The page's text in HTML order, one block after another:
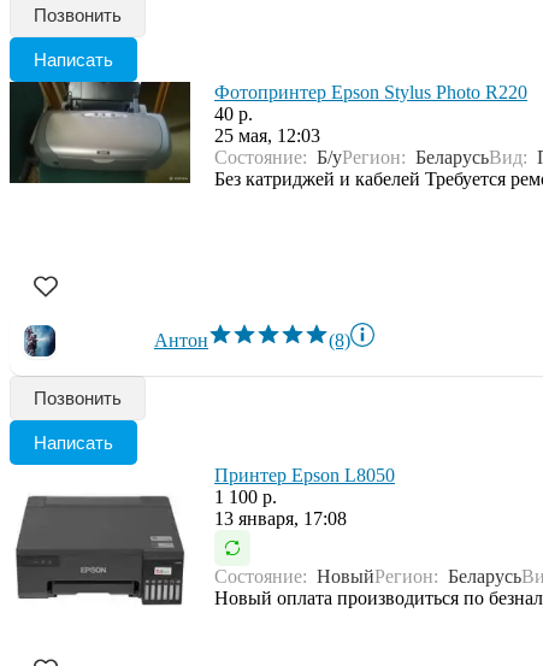
Позвонить
Написать
Фотопринтер Epson Stylus Photo R220
40 р.
25 мая, 12:03
Состояние: Б/уРегион: БеларусьВид:
Без катриджей и кабелей Требуется
Антон (8)
Позвонить
Написать
Принтер Epson L8050
1 100 р.
13 января, 17:08
Состояние: НовыйРегион: Беларусь
Новый оплата производиться по